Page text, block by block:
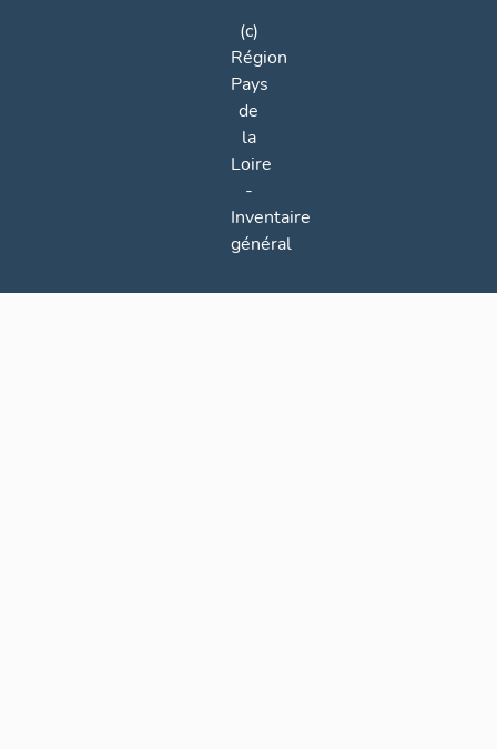
(c)
Région
Pays
de
la
Loire
-
Inventaire
général